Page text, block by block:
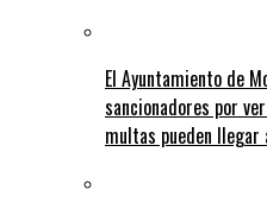
El Ayuntamiento de
sancionadores por
multas pueden